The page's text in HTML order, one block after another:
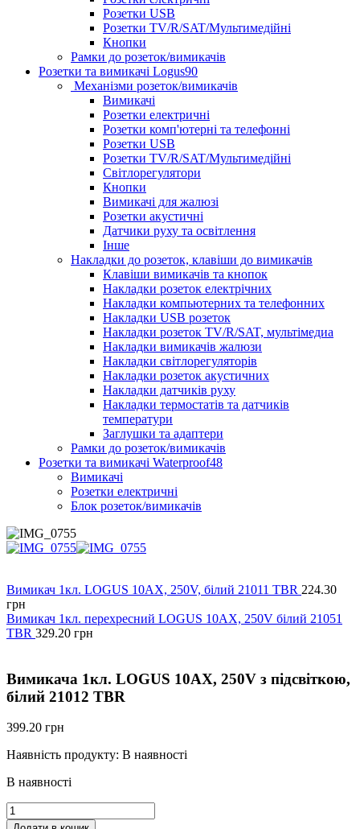
Розетки USB
Розетки TV/R/SAT/Мультимедійні
Кнопки
Рамки до розеток/вимикачів
Розетки та вимикачі Logus90
Механізми розеток/вимикачів
Вимикачі
Розетки електричні
Розетки комп'ютерні та телефонні
Розетки USB
Розетки TV/R/SAT/Мультимедійні
Світлорегулятори
Кнопки
Вимикачі для жалюзі
Розетки акустичні
Датчики руху та освітлення
Інше
Накладки до розеток, клавіши до вимикачів
Клавіши вимикачів та кнопок
Накладки розеток електрічних
Накладки компьютерних та телефонних
Накладки USB розеток
Накладки розеток TV/R/SAT, мультімедиа
Накладки вимикачів жалюзи
Накладки світлорегуляторів
Накладки розеток акустичних
Накладки датчиків руху
Накладки термостатів та датчиків
температури
Заглушки та адаптери
Рамки до розеток/вимикачів
Розетки та вимикачі Waterproof48
Вимикачі
Розетки електричні
Блок розеток/вимикачів
Вимикач 1кл. LOGUS 10АХ, 250V, білий 21011 TBR 224.30
грн
Вимикач 1кл. перехресний LOGUS 10АХ, 250V білий 21051
TBR 329.20 грн
Вимикача 1кл. LOGUS 10АХ, 250V з підсвіткою,
білий 21012 TBR
399.20 грн
Наявність продукту: В наявності
В наявності
Вимикача
1кл.